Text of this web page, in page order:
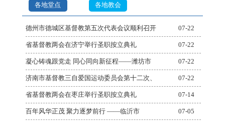
各地堂点 各地教会
德州市德城区基督教第五次代表会议顺利召开 07-22
省基督教两会在济宁举行圣职按立典礼 07-22
凝心铸魂跟党走 同心同向新征程——潍坊市 07-22
济南市基督教三自爱国运动委员会第十二次、 07-22
省基督教两会在枣庄举行圣职按立典礼 07-14
百年风华正茂 聚力逐梦前行 ——临沂市 07-05